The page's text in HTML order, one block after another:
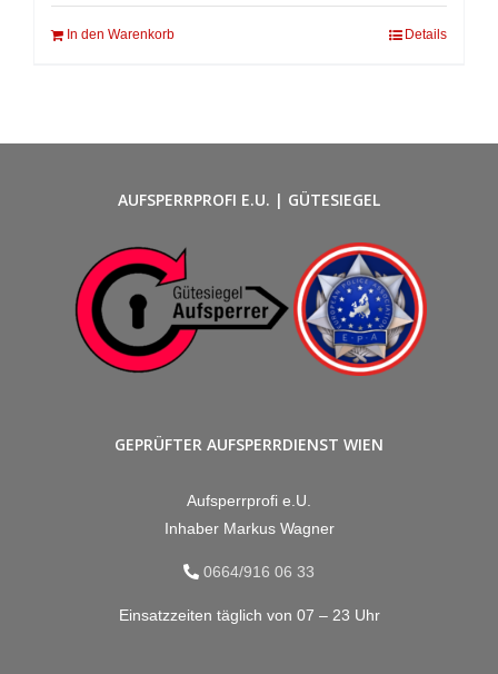
In den Warenkorb Details
AUFSPERRPROFI E.U. | GÜTESIEGEL
GEPRÜFTER AUFSPERRDIENST WIEN
Aufsperrprofi e.U.
Inhaber Markus Wagner
0664/916 06 33
Einsatzzeiten täglich von 07 – 23 Uhr